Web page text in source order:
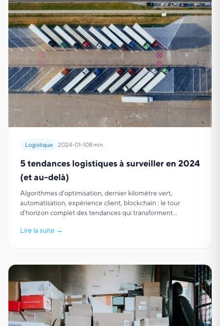
Logistique 2024-01-108 min
5 tendances logistiques à surveiller en 2024
(et au-delà)
Algorithmes d'optimisation, dernier kilomètre vert,
automatisation, expérience client, blockchain : le tour
d'horizon complet des tendances qui transforment
Lire la suite →